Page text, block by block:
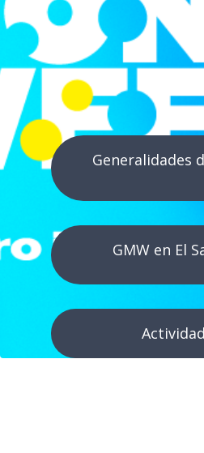
Generalidades
GMW en El